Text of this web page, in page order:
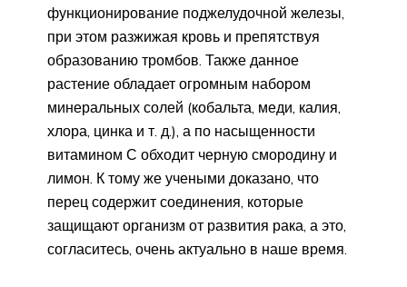
функционирование поджелудочной железы,
при этом разжижая кровь и препятствуя
образованию тромбов. Также данное
растение обладает огромным набором
минеральных солей (кобальта, меди, калия,
хлора, цинка и т. д.), а по насыщенности
витамином С обходит черную смородину и
лимон. К тому же учеными доказано, что
перец содержит соединения, которые
защищают организм от развития рака, а это,
согласитесь, очень актуально в наше время.